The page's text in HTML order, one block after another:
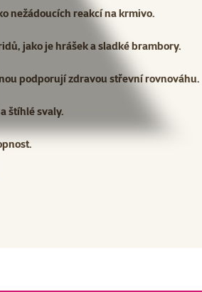
nežádoucích reakcí na krmivo.
jako je hrášek a sladké brambory.
podporují zdravou střevní rovnováhu.
štíhlé svaly.